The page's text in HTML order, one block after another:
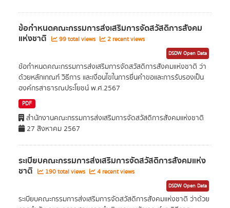
ข้อกำหนดคณะกรรมการส่งเสริมการจัดสวัสดิการสังคม
แห่งชาติ 99 total views 2 recent views
DSDW Open Data
ข้อกำหนดคณะกรรมการส่งเสริมการจัดสวัสดิการสังคมแห่งชาติ ว่า
ด้วยหลักเกณฑ์ วิธีการ และเงื่อนไขในการยื่นคำขอและการรับรองเป็น
องค์กรสาธารณประโยชน์ พ.ศ.2567
PDF
สำนักงานคณะกรรมการส่งเสริมการจัดสวัสดิการสังคมแห่งชาติ
27 สิงหาคม 2567
ระเบียบคณะกรรมการส่งเสริมการจัดสวัสดิการสังคมแห่ง
ชาติ 190 total views 4 recent views
DSDW Open Data
ระเบียบคณะกรรมการส่งเสริมการจัดสวัสดิการสังคมแห่งชาติ ว่าด้วย